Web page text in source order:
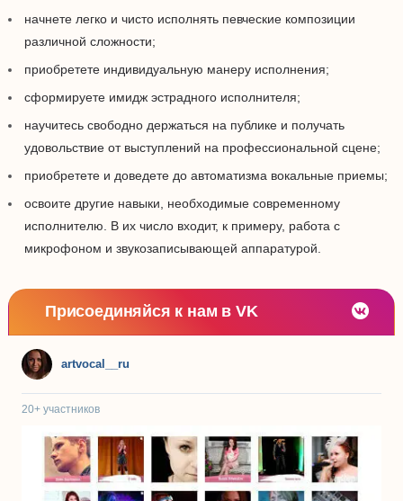
начнете легко и чисто исполнять певческие композиции
различной сложности;
приобретете индивидуальную манеру исполнения;
сформируете имидж эстрадного исполнителя;
научитесь свободно держаться на публике и получать
удовольствие от выступлений на профессиональной сцене;
приобретете и доведете до автоматизма вокальные приемы;
освоите другие навыки, необходимые современному
исполнителю. В их число входит, к примеру, работа с
микрофоном и звукозаписывающей аппаратурой.
Присоединяйся к нам в VK
artvocal__ru
20+ участников